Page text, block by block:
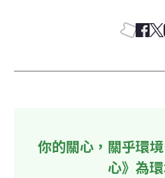
你的關心，關乎環
心》為